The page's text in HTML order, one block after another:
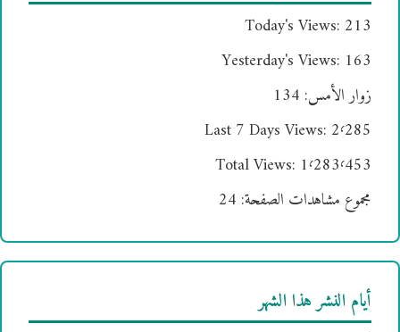
Today's Views: 213
Yesterday's Views: 163
زوار الأمس: 134
Last 7 Days Views: 2٬285
Total Views: 1٬283٬453
مجموع مشاهدات الصفحة: 24
أيام النشر هذا الشهر